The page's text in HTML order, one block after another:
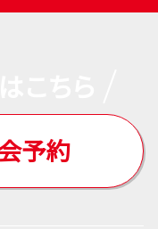
予約